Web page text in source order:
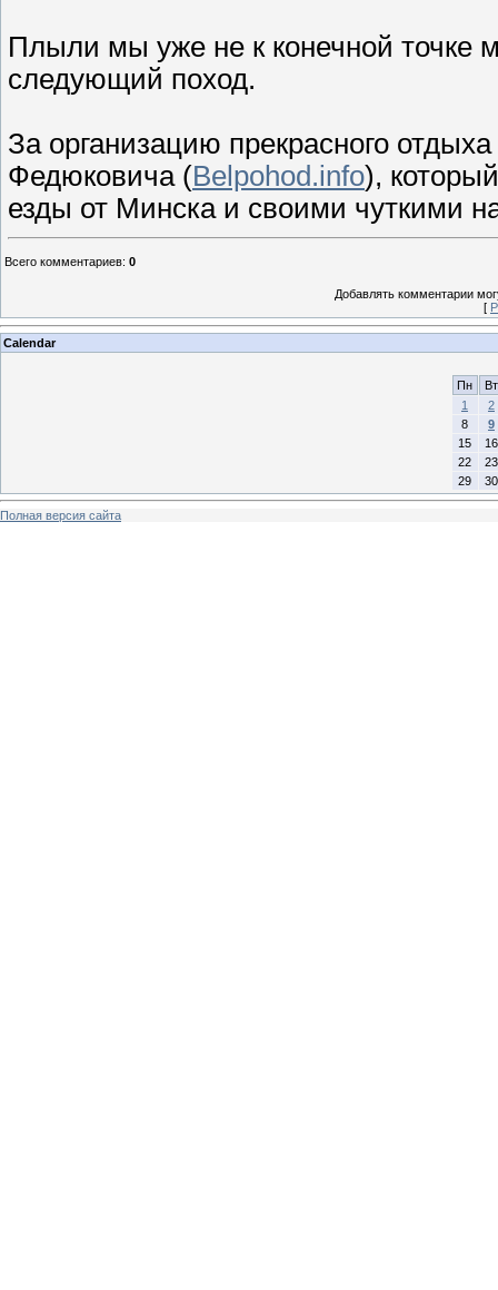
Плыли мы уже не к конечной точке
следующий поход.
За организацию прекрасного
Федюковича (Belpohod.info),
езды от Минска и своими чуткими
Всего комментариев: 0
Добавлять комментарии
[
Calendar
Пн
Вт
1
2
8
9
15
16
22
23
29
30
Полная версия сайта